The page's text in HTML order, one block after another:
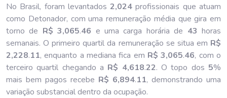
No Brasil, foram levantados2,024 profissionais que atuam
como Detonador, com uma remuneração média que gira em
torno de R$ 3,065.46 e uma carga horária de 43 horas
semanais. O primeiro quartil da remuneração se situa em R$
2,228.11, enquanto a mediana fica em R$ 3,065.46, com o
terceiro quartil chegando a R$ 4,618.22. O topo dos 5%
mais bem pagos recebe R$ 6,894.11, demonstrando uma
variação substancial dentro da ocupação.